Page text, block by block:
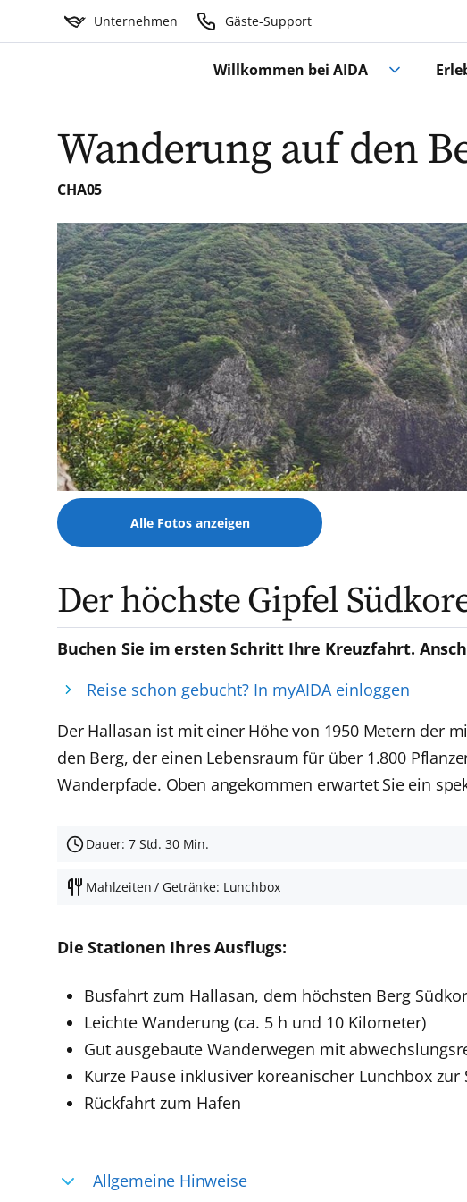
Unternehmen Gäste-Support
Willkommen bei AIDA
Wanderung auf den
CHA05
Alle Fotos anzeigen
Der höchste Gipfel
Buchen Sie im ersten Schritt Ihre Kreuzfahrt.
Reise schon gebucht? In myAIDA einloggen
Der Hallasan ist mit einer Höhe von 1950 Metern der
den Berg, der einen Lebensraum für über 1.800
Wanderpfade. Oben angekommen erwartet Sie ein
Dauer: 7 Std. 30 Min.
Mahlzeiten / Getränke: Lunchbox
Die Stationen Ihres Ausflugs:
Busfahrt zum Hallasan, dem höchsten Berg
Leichte Wanderung (ca. 5 h und 10 Kilometer)
Gut ausgebaute Wanderwegen mit
Kurze Pause inklusiver koreanischer Lunchbox zur
Rückfahrt zum Hafen
Allgemeine Hinweise